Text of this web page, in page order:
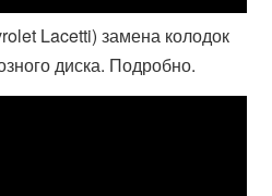
Lacetti) замена колодок
диска. Подробно.